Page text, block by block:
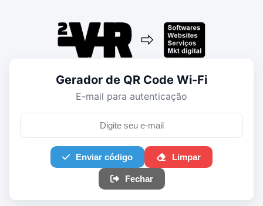
Gerador de QR Code Wi-Fi
E-mail para autenticação
Enviar código Limpar
Fechar